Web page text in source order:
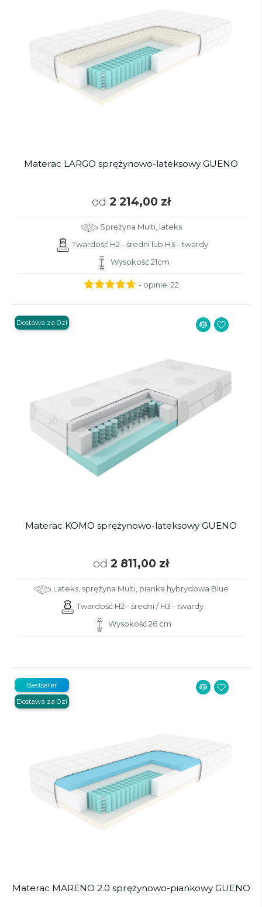
Materac LARGO sprężynowo-lateksowy GUENO
od 2 214,00 zł
Sprężyna Multi, lateks
Twardość H2 - średni lub H3 - twardy
Wysokość 21cm
- opinie: 22
Materac KOMO sprężynowo-lateksowy GUENO
od 2 811,00 zł
Lateks, sprężyna Multi, pianka hybrydowa Blue
Twardość H2 - średni / H3 - twardy
Wysokość 26 cm
Dostawa za 0zł
Materac MARENO 2.0 sprężynowo-piankowy GUENO
Bestseller
Dostawa za 0zł